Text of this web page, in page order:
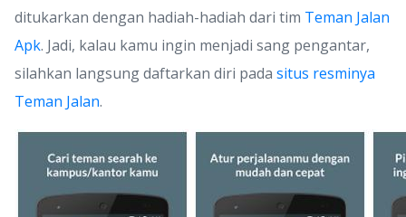
ditukarkan dengan hadiah-hadiah dari tim Teman Jalan
Apk. Jadi, kalau kamu ingin menjadi sang pengantar,
silahkan langsung daftarkan diri pada situs resminya
Teman Jalan.